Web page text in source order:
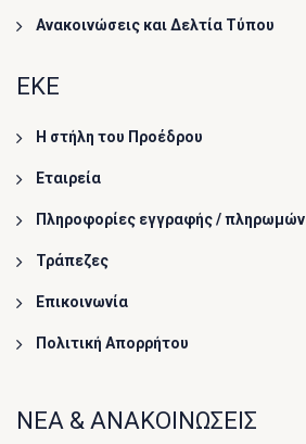
Ανακοινώσεις και Δελτία Τύπου
ΕΚΕ
Η στήλη του Προέδρου
Εταιρεία
Πληροφορίες εγγραφής / πληρωμών
Τράπεζες
Επικοινωνία
Πολιτική Απορρήτου
ΝΕΑ & ΑΝΑΚΟΙΝΩΣΕΙΣ